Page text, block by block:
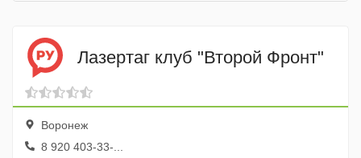
Лазертаг клуб "Второй Фронт"
Воронеж
8 920 403-33-...